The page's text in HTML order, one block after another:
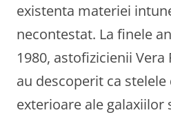
existenta materiei
necontestat. La finele
1980, astofizicienii Vera
au descoperit ca
exterioare ale galaxiilor